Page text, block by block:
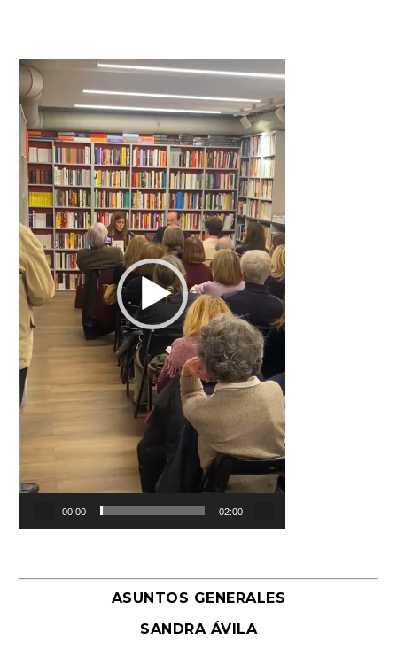
Reproductor
de
vídeo
00:00 02:00
ASUNTOS GENERALES
SANDRA ÁVILA